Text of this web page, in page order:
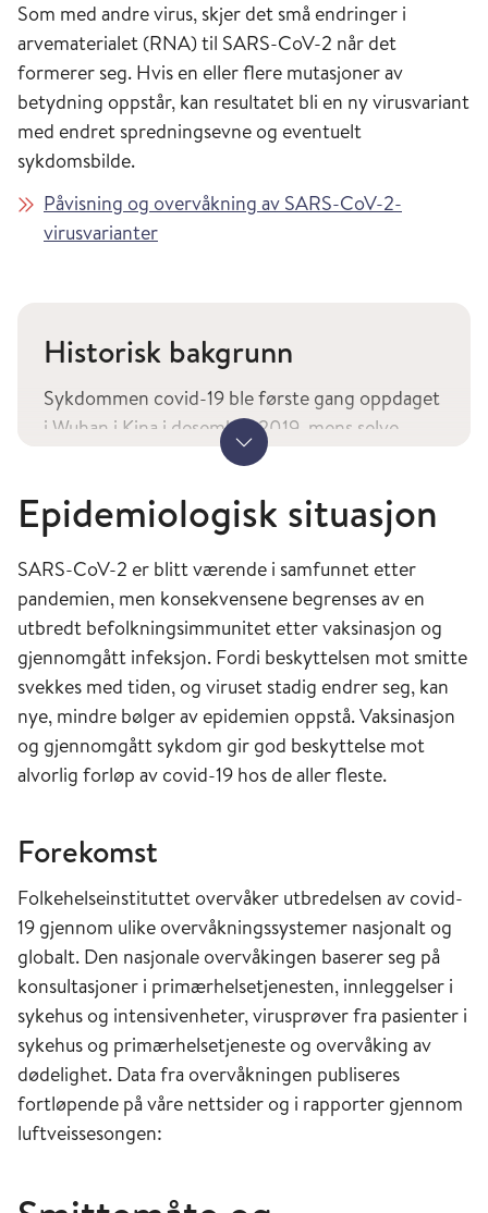
Som med andre virus, skjer det små endringer i
arvematerialet (RNA) til SARS-CoV-2 når det
formerer seg. Hvis en eller flere mutasjoner av
betydning oppstår, kan resultatet bli en ny virusvariant
med endret spredningsevne og eventuelt
sykdomsbilde.
Påvisning og overvåkning av SARS-CoV-2-
virusvarianter
Historisk bakgrunn
Sykdommen covid-19 ble første gang oppdaget
i Wuhan i Kina i desember 2019, mens selve
viruset, SARS-CoV-2, ble identifisert i januar
til mennesker, via et annet dyr, i slutten av 2019.
30. januar 2020 definerte Verdens
Helseorganisasjon (WHO) utbruddet av SARS-
CoV-2 som en global folkehelsekrise (Public
Health Emergency of International Concern).
11. mars samme år ble utbruddet karakterisert
som en pandemi. Det første kjente tilfellet i
Norge ble påvist i februar 2020.
vinterferieopphold i Sør-Europa. Siden
omfanget av smitte, virusets smittsomhet og
sykdommens alvorlighet til dels var ukjent,
innførte myndighetene 12. mars 2020 strenge
smitteverntiltak i Norge av frykt for å
overbelaste helsetjenesten. Smitteverntiltakene
ble senere endret ut ifra epidemiens utvikling,
belastningen på helsetjenesten og, etter hvert,
grad av befolkningsimmunitet etter vaksinasjon
og gjennomgått infeksjon. I februar 2022 ble de
Vis mer
Epidemiologisk situasjon
SARS-CoV-2 er blitt værende i samfunnet etter
pandemien, men konsekvensene begrenses av en
utbredt befolkningsimmunitet etter vaksinasjon og
gjennomgått infeksjon. Fordi beskyttelsen mot smitte
svekkes med tiden, og viruset stadig endrer seg, kan
nye, mindre bølger av epidemien oppstå. Vaksinasjon
og gjennomgått sykdom gir god beskyttelse mot
alvorlig forløp av covid-19 hos de aller fleste.
Forekomst
Folkehelseinstituttet overvåker utbredelsen av covid-
19 gjennom ulike overvåkningssystemer nasjonalt og
globalt. Den nasjonale overvåkingen baserer seg på
konsultasjoner i primærhelsetjenesten, innleggelser i
sykehus og intensivenheter, virusprøver fra pasienter i
sykehus og primærhelsetjeneste og overvåking av
dødelighet. Data fra overvåkningen publiseres
fortløpende på våre nettsider og i rapporter gjennom
luftveissesongen: